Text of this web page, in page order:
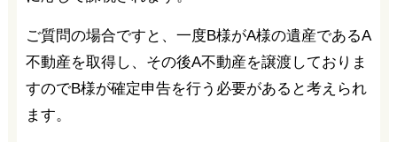
ご質問の場合ですと、一度B様がA様の遺産であるA
不動産を取得し、その後A不動産を譲渡しておりま
すのでB様が確定申告を行う必要があると考えられ
ます。